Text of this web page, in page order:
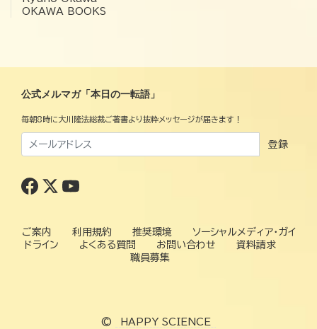
OKAWA BOOKS
公式メルマガ「本日の一転語」
毎朝8時に大川隆法総裁ご著書より抜粋メッセージが届きます！
登録
ご案内 利用規約 推奨環境
ソーシャルメディア・ガイ
ドライン
よくある質問 お問い合わせ
資料請求
職員募集
© HAPPY SCIENCE